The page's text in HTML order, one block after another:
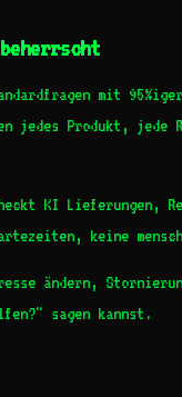
mit
jedes Produkt,
KI Lieferungen,
keine
ändern,
sagen kannst.